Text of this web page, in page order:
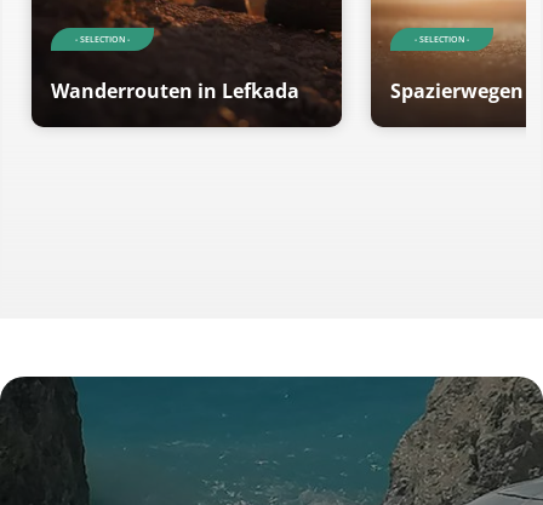
- SELECTION -
Wanderrouten in Lefkada
- SELECTION -
Spazierwegen